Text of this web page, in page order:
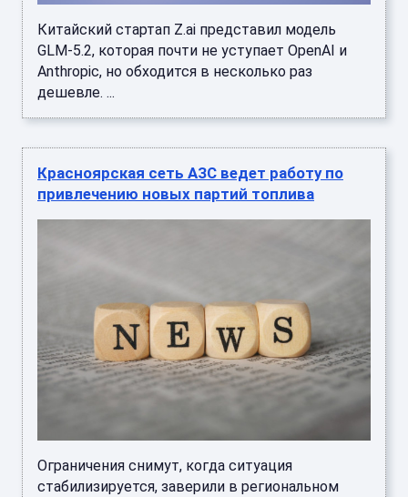
Китайский стартап Z.ai представил модель
GLM-5.2, которая почти не уступает OpenAI и
Anthropic, но обходится в несколько раз
дешевле. ...
Красноярская сеть АЗС ведет работу по
привлечению новых партий топлива
Ограничения снимут, когда ситуация
стабилизируется, заверили в региональном